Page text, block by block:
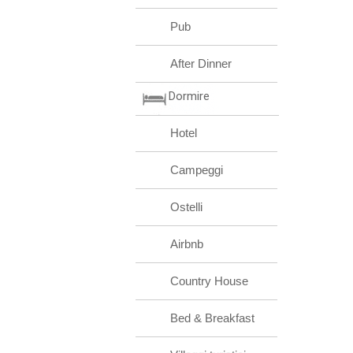
Pub
After Dinner
Dormire
Hotel
Campeggi
Ostelli
Airbnb
Country House
Bed & Breakfast